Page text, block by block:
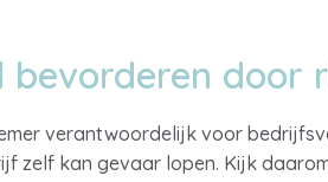
bevorderen door
verantwoordelijk voor
zelf kan gevaar lopen. Kijk